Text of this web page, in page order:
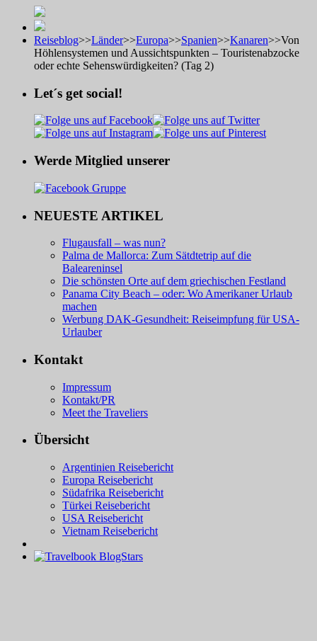
Reiseblog>>Länder>>Europa>>Spanien>>Kanaren>>Von
Höhlensystemen und Aussichtspunkten – Touristenabzocke
oder echte Sehenswürdigkeiten? (Tag 2)
Let´s get social!
Werde Mitglied unserer
NEUESTE ARTIKEL
Flugausfall – was nun?
Palma de Mallorca: Zum Sätdtetrip auf die
Baleareninsel
Die schönsten Orte auf dem griechischen Festland
Panama City Beach – oder: Wo Amerikaner Urlaub
machen
Werbung DAK-Gesundheit: Reiseimpfung für USA-
Urlauber
Kontakt
Impressum
Kontakt/PR
Meet the Traveliers
Übersicht
Argentinien Reisebericht
Europa Reisebericht
Südafrika Reisebericht
Türkei Reisebericht
USA Reisebericht
Vietnam Reisebericht